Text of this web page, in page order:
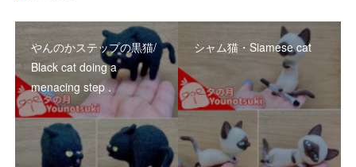
やんのかステップの黒猫/
Black cat doing a
menacing step .
シャム猫・Siamese cat